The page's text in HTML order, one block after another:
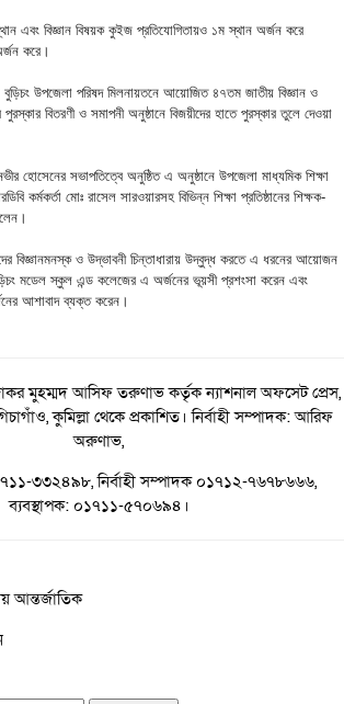
স্থান এবং বিজ্ঞান বিষয়ক কুইজ প্রতিযোগিতায়ও ১ম স্থান অর্জন করে
করে।
বুড়িচং উপজেলা পরিষদ মিলনায়তনে আয়োজিত ৪৭তম জাতীয় বিজ্ঞান ও
বিতরণী ও সমাপনী অনুষ্ঠানে বিজয়ীদের হাতে পুরস্কার তুলে দেওয়া
হোসেনের সভাপতিত্বে অনুষ্ঠিত এ অনুষ্ঠানে উপজেলা মাধ্যমিক শিক্ষা
কর্মকর্তা মোঃ রাসেল সারওয়ারসহ বিভিন্ন শিক্ষা প্রতিষ্ঠানের শিক্ষক-
বিজ্ঞানমনস্ক ও উদ্ভাবনী চিন্তাধারায় উদ্বুদ্ধ করতে এ ধরনের আয়োজন
মডেল স্কুল এন্ড কলেজের এ অর্জনের ভূয়সী প্রশংসা করেন এবং
আশাবাদ ব্যক্ত করেন।
মুহম্মদ আসিফ তরুণাভ কর্তৃক ন্যাশনাল অফসেট প্রেস,
কুমিল্লা থেকে প্রকাশিত। নির্বাহী সম্পাদক: আরিফ
অরুণাভ,
৩৩২৪৯৮, নির্বাহী সম্পাদক ০১৭১২-৭৬৭৮৬৬৬,
ব্যবস্থাপক: ০১৭১১-৫৭০৬৯৪।
আন্তর্জাতিক